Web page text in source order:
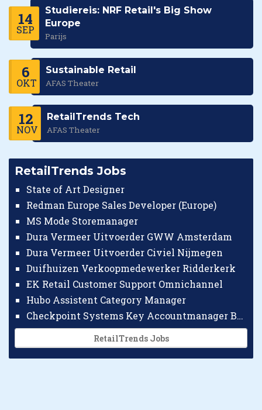
14
SEP
Studiereis: NRF Retail's Big Show
Europe
Parijs
6
OKT
Sustainable Retail
AFAS Theater
12
NOV
RetailTrends Tech
AFAS Theater
RetailTrends Jobs
State of Art Designer
Redman Europe Sales Developer (Europe)
MS Mode Storemanager
Dura Vermeer Uitvoerder GWW Amsterdam
Dura Vermeer Uitvoerder Civiel Nijmegen
Duifhuizen Verkoopmedewerker Ridderkerk
EK Retail Customer Support Omnichannel
Hubo Assistent Category Manager
Checkpoint Systems Key Accountmanager Benelux
RetailTrends Jobs